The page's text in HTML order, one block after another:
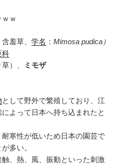
ｗ
羞草、 学名 ： Mimosa pudica ）
科
草）、
ミモザ
として野外で繁殖しており、江
よって日本へ持ち込まれたと
寒性が低いため日本の園芸で
多い。
、熱、風、振動といった刺激